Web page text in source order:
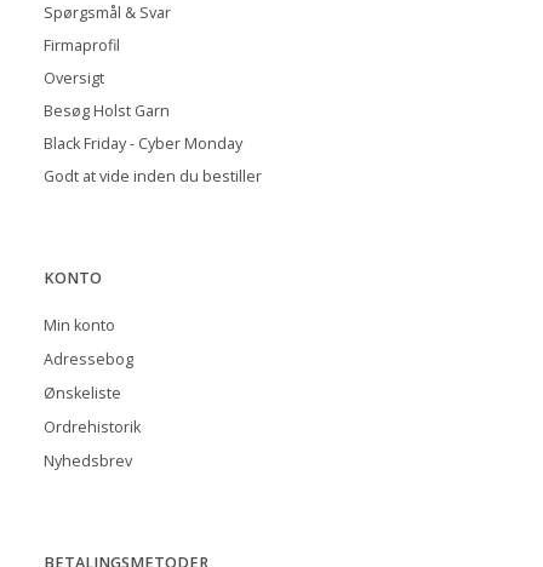
Spørgsmål & Svar
Firmaprofil
Oversigt
Besøg Holst Garn
Black Friday - Cyber Monday
Godt at vide inden du bestiller
KONTO
Min konto
Adressebog
Ønskeliste
Ordrehistorik
Nyhedsbrev